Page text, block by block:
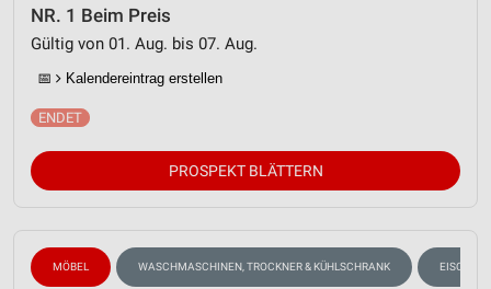
NR. 1 Beim Preis
Gültig von 01. Aug. bis 07. Aug.
📅 Kalendereintrag erstellen
PROSPEKT BLÄTTERN
MÖBEL WASCHMASCHINEN, TROCKNER & KÜHLSCHRANK